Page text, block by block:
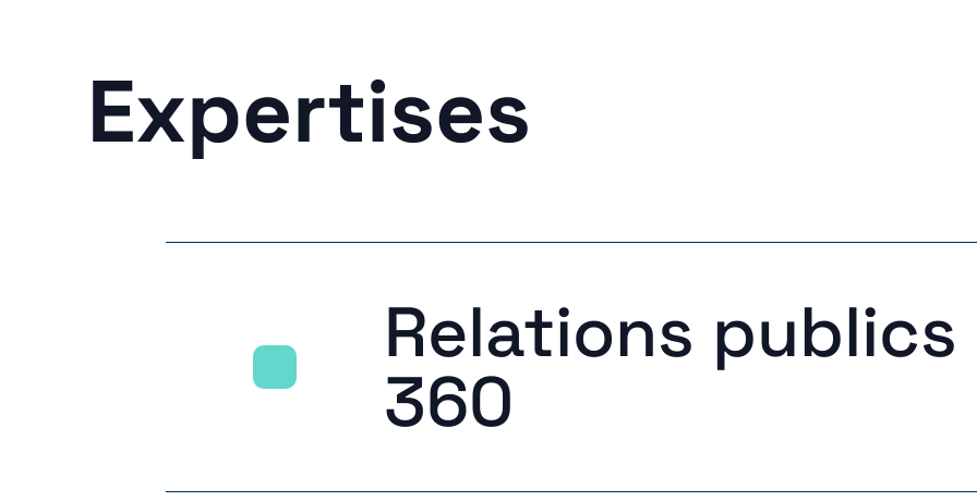
Expertises
Relations publics
360